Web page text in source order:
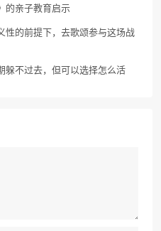
的亲子教育启示
性的前提下，去歌颂参与这场战
躲不过去，但可以选择怎么活